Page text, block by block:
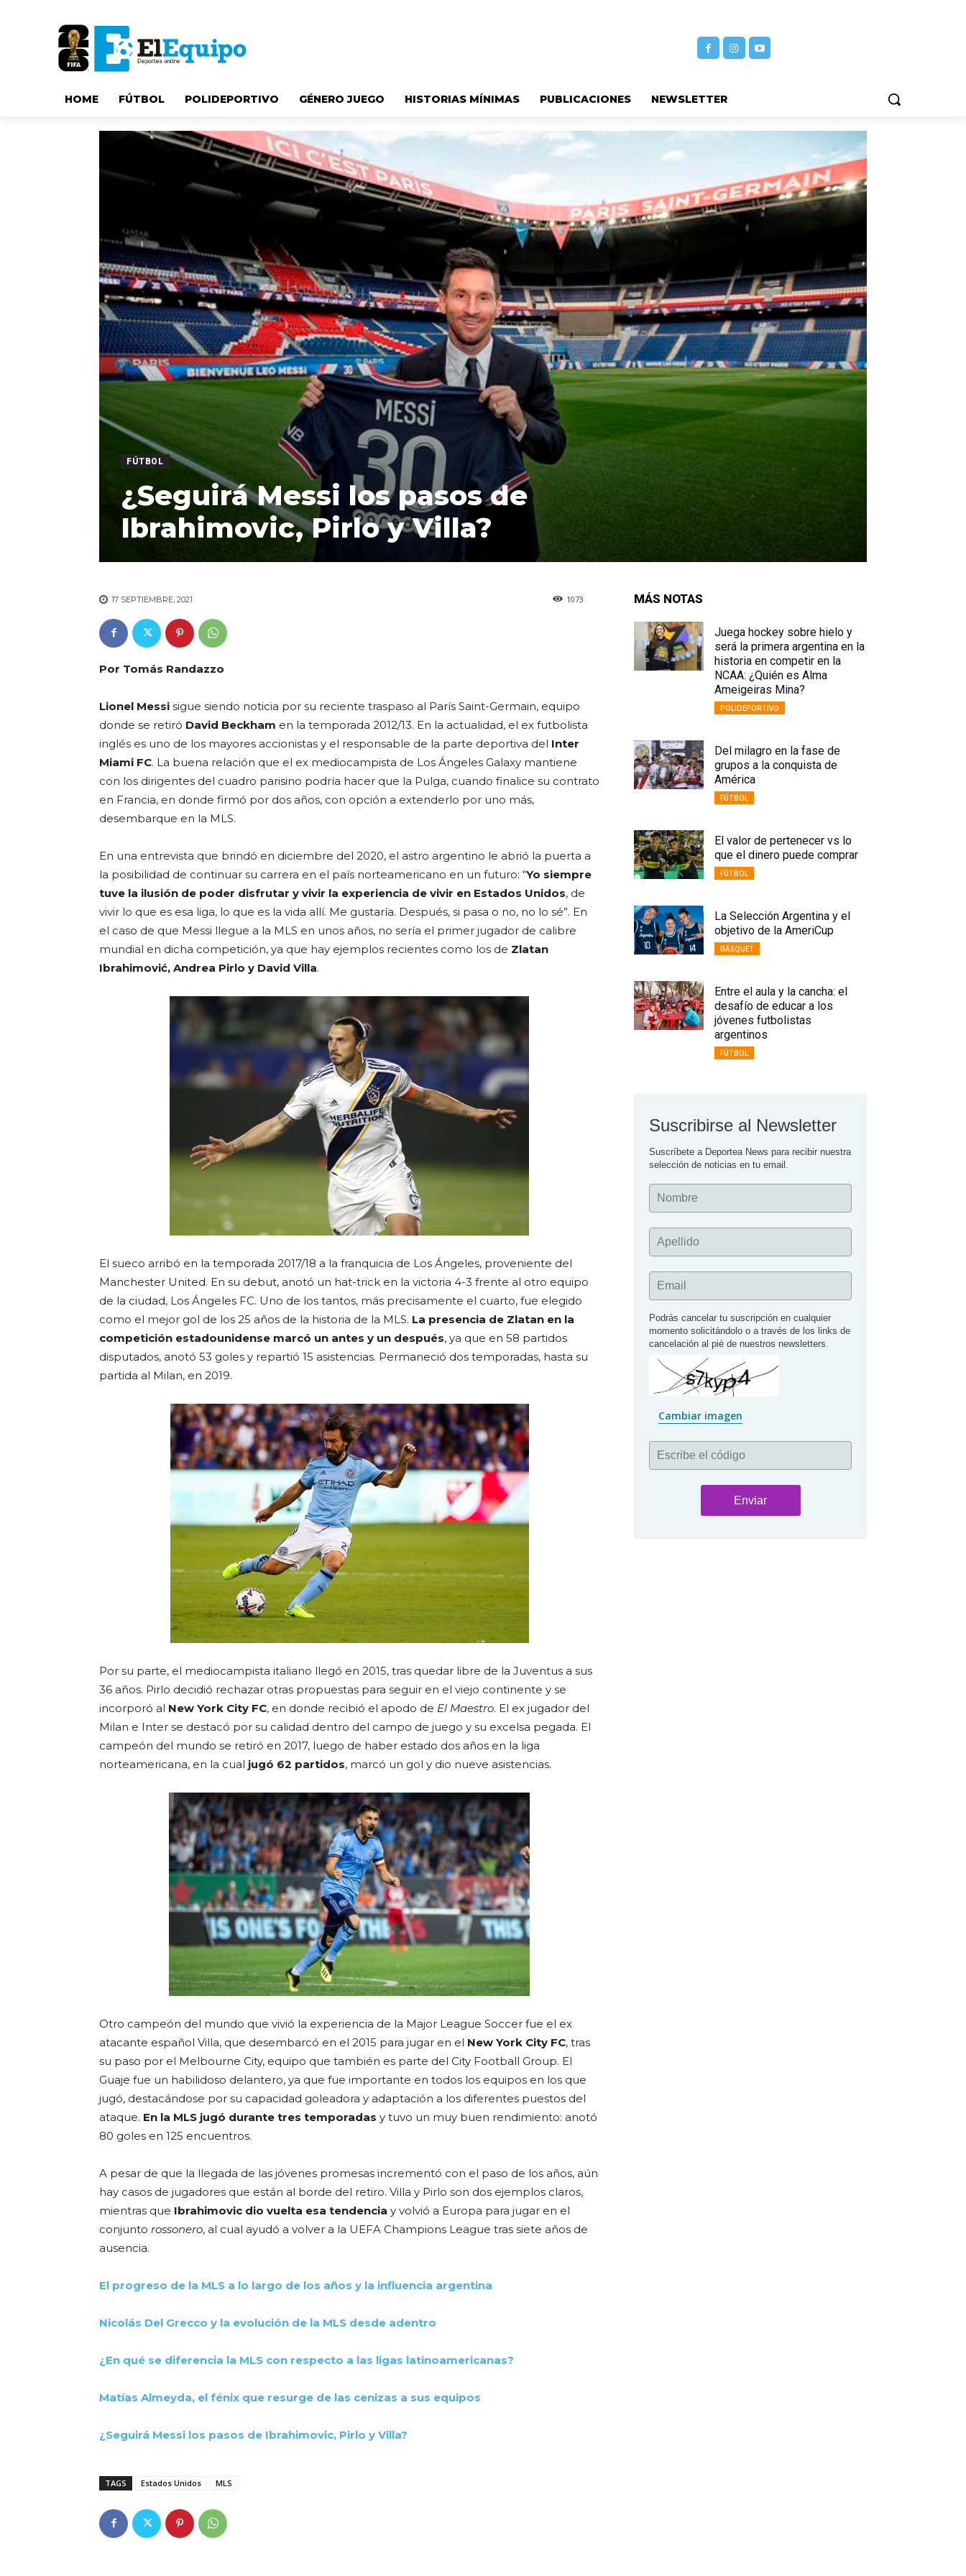
HOME FÚTBOL POLIDEPORTIVO GÉNERO JUEGO HISTORIAS MÍNIMAS PUBLICACIONES NEWSLETTER
FÚTBOL
¿Seguirá Messi los pasos de
Ibrahimovic, Pirlo y Villa?
1073
17 SEPTIEMBRE, 2021
Por Tomás Randazzo
Lionel Messi sigue siendo noticia por su reciente traspaso al París Saint-Germain, equipo
donde se retiró David Beckham en la temporada 2012/13. En la actualidad, el ex futbolista
inglés es uno de los mayores accionistas y el responsable de la parte deportiva del Inter
Miami FC. La buena relación que el ex mediocampista de Los Ángeles Galaxy mantiene
con los dirigentes del cuadro parisino podría hacer que la Pulga, cuando finalice su contrato
en Francia, en donde firmó por dos años, con opción a extenderlo por uno más,
desembarque en la MLS.
En una entrevista que brindó en diciembre del 2020, el astro argentino le abrió la puerta a
la posibilidad de continuar su carrera en el país norteamericano en un futuro: “Yo siempre
tuve la ilusión de poder disfrutar y vivir la experiencia de vivir en Estados Unidos, de
vivir lo que es esa liga, lo que es la vida allí. Me gustaría. Después, si pasa o no, no lo sé”. En
el caso de que Messi llegue a la MLS en unos años, no sería el primer jugador de calibre
mundial en dicha competición, ya que hay ejemplos recientes como los de Zlatan
Ibrahimović, Andrea Pirlo y David Villa.
El sueco arribó en la temporada 2017/18 a la franquicia de Los Ángeles, proveniente del
Manchester United. En su debut, anotó un hat-trick en la victoria 4-3 frente al otro equipo
de la ciudad, Los Ángeles FC. Uno de los tantos, más precisamente el cuarto, fue elegido
como el mejor gol de los 25 años de la historia de la MLS. La presencia de Zlatan en la
competición estadounidense marcó un antes y un después, ya que en 58 partidos
disputados, anotó 53 goles y repartió 15 asistencias. Permaneció dos temporadas, hasta su
partida al Milan, en 2019.
Por su parte, el mediocampista italiano llegó en 2015, tras quedar libre de la Juventus a sus
36 años. Pirlo decidió rechazar otras propuestas para seguir en el viejo continente y se
incorporó al New York City FC, en donde recibió el apodo de El Maestro. El ex jugador del
Milan e Inter se destacó por su calidad dentro del campo de juego y su excelsa pegada. El
campeón del mundo se retiró en 2017, luego de haber estado dos años en la liga
norteamericana, en la cual jugó 62 partidos, marcó un gol y dio nueve asistencias.
Otro campeón del mundo que vivió la experiencia de la Major League Soccer fue el ex
atacante español Villa, que desembarcó en el 2015 para jugar en el New York City FC, tras
su paso por el Melbourne City, equipo que también es parte del City Football Group. El
Guaje fue un habilidoso delantero, ya que fue importante en todos los equipos en los que
jugó, destacándose por su capacidad goleadora y adaptación a los diferentes puestos del
ataque. En la MLS jugó durante tres temporadas y tuvo un muy buen rendimiento: anotó
80 goles en 125 encuentros.
A pesar de que la llegada de las jóvenes promesas incrementó con el paso de los años, aún
hay casos de jugadores que están al borde del retiro. Villa y Pirlo son dos ejemplos claros,
mientras que Ibrahimovic dio vuelta esa tendencia y volvió a Europa para jugar en el
conjunto rossonero, al cual ayudó a volver a la UEFA Champions League tras siete años de
ausencia.
El progreso de la MLS a lo largo de los años y la influencia argentina
Nicolás Del Grecco y la evolución de la MLS desde adentro
¿En qué se diferencia la MLS con respecto a las ligas latinoamericanas?
Matías Almeyda, el fénix que resurge de las cenizas a sus equipos
¿Seguirá Messi los pasos de Ibrahimovic, Pirlo y Villa?
TAGS Estados Unidos MLS
MÁS NOTAS
Juega hockey sobre hielo y
será la primera argentina en la
historia en competir en la
NCAA: ¿Quién es Alma
Ameigeiras Mina?
POLIDEPORTIVO
Del milagro en la fase de
grupos a la conquista de
América
FÚTBOL
El valor de pertenecer vs lo
que el dinero puede comprar
FÚTBOL
La Selección Argentina y el
objetivo de la AmeriCup
BÁSQUET
Entre el aula y la cancha: el
desafío de educar a los
jóvenes futbolistas
argentinos
FÚTBOL
Suscribirse al Newsletter
Suscríbete a Deportea News para recibir nuestra
selección de noticias en tu email.
Nombre
Apellido
Email
Podrás cancelar tu suscripción en cualquier
momento solicitándolo o a través de los links de
cancelación al pié de nuestros newsletters.
Cambiar imagen
Escribe el código